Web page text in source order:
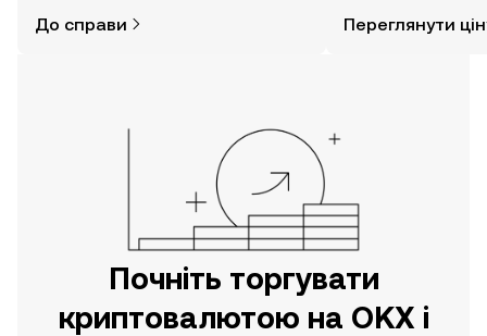
за допомогою застосунку OKX для
До справи Переглянути
Почніть торгувати
криптовалютою на OKX і